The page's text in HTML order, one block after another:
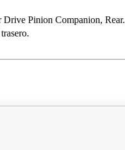
Drive Pinion Companion, Rear.